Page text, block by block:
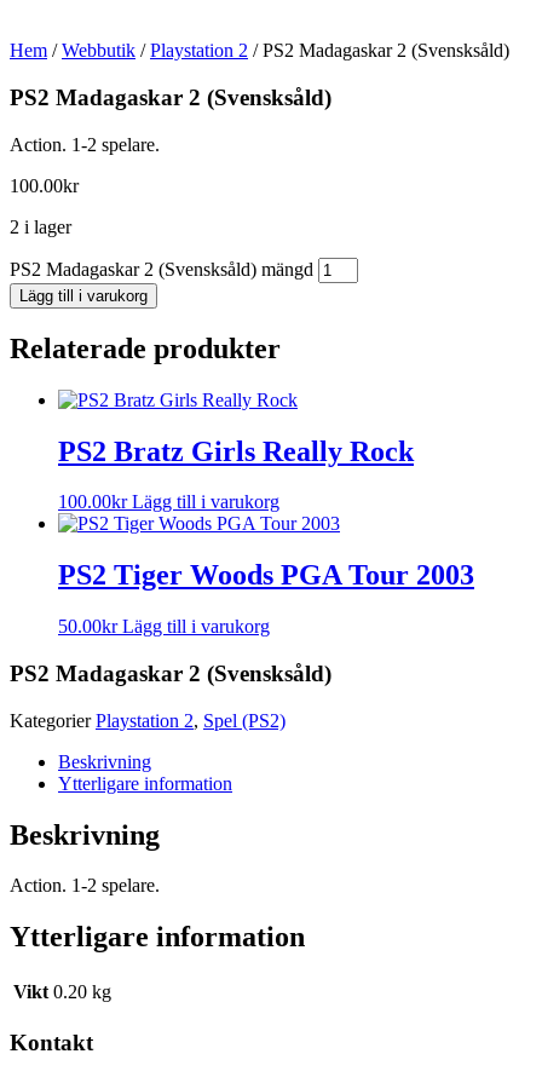
Hem /Webbutik /Playstation 2 / PS2 Madagaskar 2 (Svensksåld)
PS2 Madagaskar 2 (Svensksåld)
Action. 1-2 spelare.
100.00kr
2 i lager
PS2 Madagaskar 2 (Svensksåld) mängd
Lägg till i varukorg
Relaterade produkter
PS2 Bratz Girls Really Rock
100.00kr Lägg till i varukorg
PS2 Tiger Woods PGA Tour 2003
50.00kr Lägg till i varukorg
PS2 Madagaskar 2 (Svensksåld)
Kategorier Playstation 2, Spel (PS2)
Beskrivning
Ytterligare information
Beskrivning
Action. 1-2 spelare.
Ytterligare information
Vikt 0.20 kg
Kontakt